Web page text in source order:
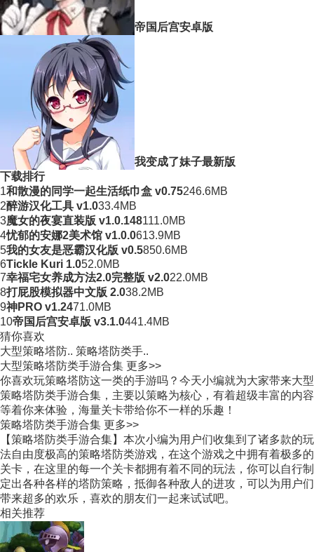
帝国后宫安卓版
我变成了妹子最新版
下载排行
1和散漫的同学一起生活纸巾盒 v0.75246.6MB
2醉游汉化工具 v1.033.4MB
3魔女的夜宴直装版 v1.0.148111.0MB
4忧郁的安娜2美术馆 v1.0.0613.9MB
5我的女友是恶霸汉化版 v0.5850.6MB
6Tickle Kuri 1.052.0MB
7幸福宅女养成方法2.0完整版 v2.022.0MB
8打屁股模拟器中文版 2.038.2MB
9神PRO v1.2471.0MB
10帝国后宫安卓版 v3.1.0441.4MB
猜你喜欢
大型策略塔防.. 策略塔防类手..
大型策略塔防类手游合集 更多>>
你喜欢玩策略塔防这一类的手游吗？今天小编就为大家带来大型
策略塔防类手游合集，主要以策略为核心，有着超级丰富的内容
等着你来体验，海量关卡带给你不一样的乐趣！
策略塔防类手游合集 更多>>
【策略塔防类手游合集】本次小编为用户们收集到了诸多款的玩
法自由度极高的策略塔防类游戏，在这个游戏之中拥有着极多的
关卡，在这里的每一个关卡都拥有着不同的玩法，你可以自行制
定出各种各样的塔防策略，抵御各种敌人的进攻，可以为用户们
带来超多的欢乐，喜欢的朋友们一起来试试吧。
相关推荐